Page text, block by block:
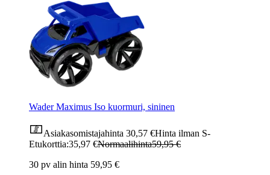
Wader Maximus Iso kuormuri, sininen
Asiakasomistajahinta 30,57 €Hinta ilman S-
Etukorttia:35,97 €Normaalihinta59,95 €
30 pv alin hinta 59,95 €